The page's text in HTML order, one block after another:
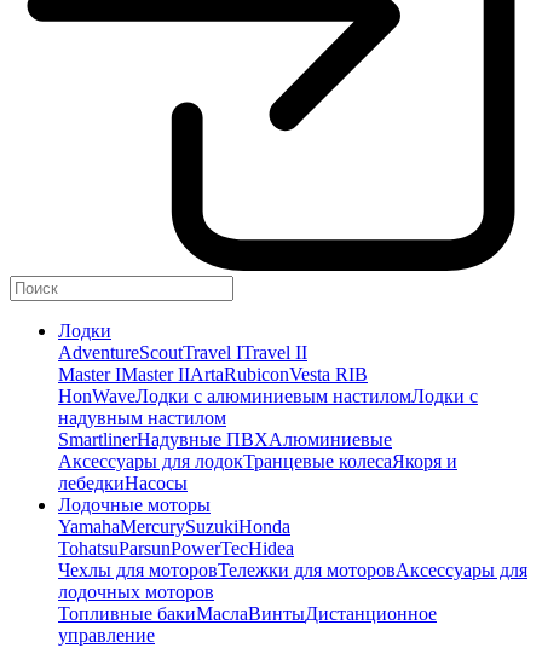
Лодки
AdventureScoutTravel ITravel II
Master IMaster IIArtaRubiconVesta RIB
HonWaveЛодки с алюминиевым настиломЛодки с
надувным настилом
SmartlinerНадувные ПВХАлюминиевые
Аксессуары для лодокТранцевые колесаЯкоря и
лебедкиНасосы
Лодочные моторы
YamahaMercurySuzukiHonda
TohatsuParsunPowerTecHidea
Чехлы для моторовТележки для моторовАксессуары для
лодочных моторов
Топливные бакиМаслаВинтыДистанционное
управление